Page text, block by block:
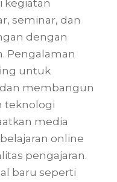
kegiatan
seminar, dan
dengan
Pengalaman
untuk
membangun
teknologi
media
online
pengajaran.
baru seperti